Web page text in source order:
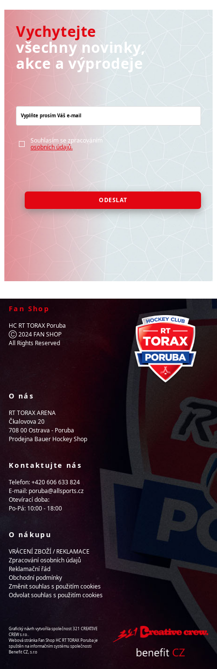
Vychytejte
všechny novinky,
akce a výprodeje
Souhlasím se zpracováním
osobních údajů.
ODESLAT
Fan Shop
HC RT TORAX Poruba
Ⓒ 2024 FAN SHOP
All Rights Reserved
O nás
RT TORAX ARENA
Čkalovova 20
708 00 Ostrava - Poruba
Prodejna Bauer Hockey Shop
Kontaktujte nás
Telefon: +420 606 633 824
E-mail: poruba@allsports.cz
Otevírací doba:
Po-Pá: 10:00 - 18:00
O nákupu
VRÁCENÍ ZBOŽÍ / REKLAMACE
Zpracování osobních údajů
Reklamační řád
Obchodní podmínky
Změnit souhlas s použitím cookies
Odvolat souhlas s použitím cookies
Grafický návrh vytvořila společnost 321 CREATIVE
CREW s.r.o..
Webová stránka Fan Shop HC RT TORAX Poruba je
spuštěn na informačním systému společnosti
Benefit CZ, s.r.o